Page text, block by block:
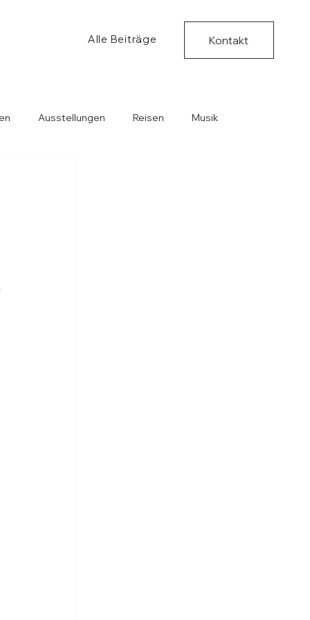
Alle Beiträge Kontakt
Ausstellungen Reisen Musik